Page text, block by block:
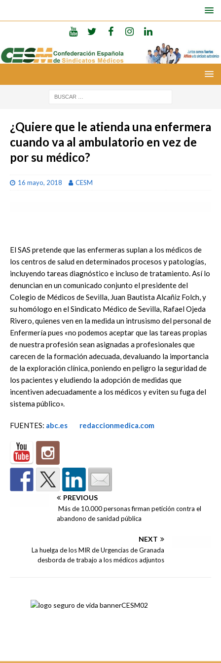
¿Quiere que le atienda una enfermera
cuando va al ambulatorio en vez de
por su médico?
16 mayo, 2018 CESM
El SAS pretende que las enfermeras suplan a los médicos de
los centros de salud en determinados procesos y patologías,
incluyendo tareas diagnóstico e incluso de tratamiento. Así lo
denuncian en un comunicado conjunto el presidente del
Colegio de Médicos de Sevilla, Juan Bautista Alcañiz Folch, y
su homólogo en el Sindicato Médico de Sevilla, Rafael Ojeda
Rivero, quienes ven en la medida un intrusismo del personal de
Enfermería pues «no podemos aceptar que las tareas propias
de nuestra profesión sean asignadas a profesionales que
carecen de la formación adecuada, devaluando la importancia
de la exploración clínica, poniendo en peligro la seguridad de
los pacientes y eludiendo la adopción de medidas que
incentiven adecuadamente a los médicos y eviten su fuga del
sistema público».
FUENTES: abc.es redaccionmedica.com
PREVIOUS
Más de 10.000 personas firman petición contra el
abandono de sanidad pública
NEXT
La huelga de los MIR de Urgencias de Granada
desborda de trabajo a los médicos adjuntos